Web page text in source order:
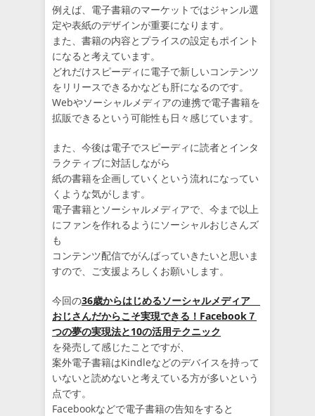
例えば、電子書籍のマーケットではジャンル選
定や表紙のデザインが重要になります。
また、書籍の内容とプライスの設定もポイント
になると考えています。
どれだけスピーディに電子で新しいコンテンツ
をリリースできるかなども肝になるのです。
Webやソーシャルメディアの連携で電子書籍を
拡販できるという可能性も日々感じています。
また、今後は電子でスピーディに読者とインタ
ラクティブに対話しながら
紙の書籍を企画していくという流れになってい
くような気がします。
電子書籍とソーシャルメディアで、今まで以上
にファンを作れるようにソーシャルおじさんズ
も
コンテンツ配信でがんばっていきたいと思いま
すので、ご支援よろしくお願いします。
今回の36歳からはじめるソーシャルメディア
おじさんだからこそ実現できる！Facebook７
つの夢の実現法と10の活用テクニック
を発売して感じたことですが、
案外電子書籍はKindleなどのデバイスを持って
いないと読めないと考えている方が多いという
点です。
Facebookなどで電子書籍の告知をすると